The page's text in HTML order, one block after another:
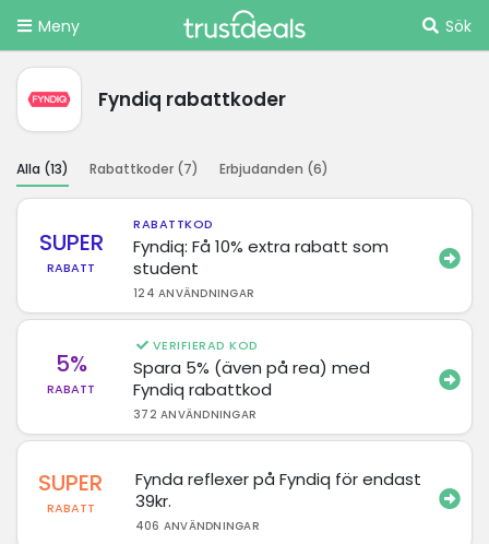
Meny Sök
Fyndiq rabattkoder
Alla (13) Rabattkoder (7) Erbjudanden (6)
SUPER
RABATT
RABATTKOD
Fyndiq: Få 10% extra rabatt som
student
124 ANVÄNDNINGAR
5%
RABATT
VERIFIERAD KOD
Spara 5% (även på rea) med
Fyndiq rabattkod
372 ANVÄNDNINGAR
SUPER
RABATT
Fynda reflexer på Fyndiq för endast
39kr.
406 ANVÄNDNINGAR